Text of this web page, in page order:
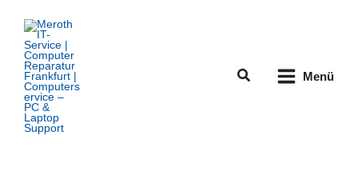
Inhalt
springen
Suchen Menü